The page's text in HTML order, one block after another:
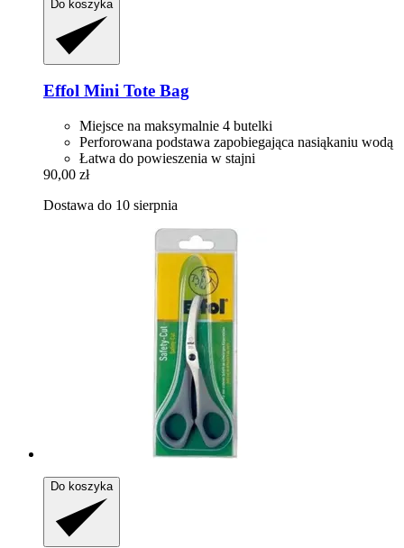
Do koszyka
Effol Mini Tote Bag
Miejsce na maksymalnie 4 butelki
Perforowana podstawa zapobiegająca nasiąkaniu wodą
Łatwa do powieszenia w stajni
90,00 zł
Dostawa do 10 sierpnia
Do koszyka